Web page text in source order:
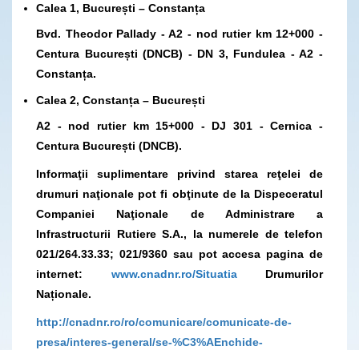
Calea 1, București – Constanța
Bvd. Theodor Pallady - A2 - nod rutier km 12+000 -
Centura București (DNCB) - DN 3, Fundulea - A2 -
Constanța.
Calea 2, Constanța – București
A2 - nod rutier km 15+000 - DJ 301 - Cernica -
Centura București (DNCB).
Informaţii suplimentare privind starea reţelei de
drumuri naţionale pot fi obţinute de la Dispeceratul
Companiei Naţionale de Administrare a
Infrastructurii Rutiere S.A., la numerele de telefon
021/264.33.33; 021/9360 sau pot accesa pagina de
internet: www.cnadnr.ro/SituatiaDrumurilor
Naționale.
http://cnadnr.ro/ro/comunicare/comunicate-de-
presa/interes-general/se-%C3%AEnchide-